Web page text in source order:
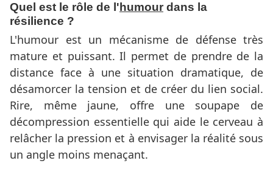
Quel est le rôle de l' humour dans la
résilience ?
L'humour est un mécanisme de défense très
mature et puissant. Il permet de prendre de la
distance face à une situation dramatique, de
désamorcer la tension et de créer du lien social.
Rire, même jaune, offre une soupape de
décompression essentielle qui aide le cerveau à
relâcher la pression et à envisager la réalité sous
un angle moins menaçant.